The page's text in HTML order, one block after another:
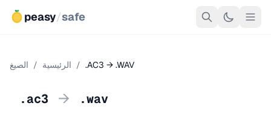
peasy/safe
الرئيسية / الصيغ / .AC3 → .WAV
.ac3 → .wav